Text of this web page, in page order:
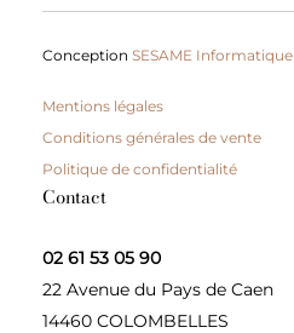
ConceptionSESAME Informatique
Mentions légales
Conditions générales de vente
Politique de confidentialité
Contact
02 61 53 05 90
22 Avenue du Pays de Caen
14460 COLOMBELLES